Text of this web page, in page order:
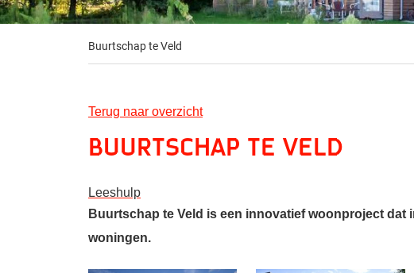
Buurtschap te Veld
Terug naar overzicht
Buurtschap te Veld
Leeshulp
Buurtschap te Veld is een innovatief woonproject
woningen.